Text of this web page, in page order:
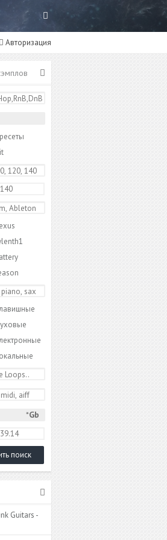
Авторизация
*Gb
поиск
Guitars -